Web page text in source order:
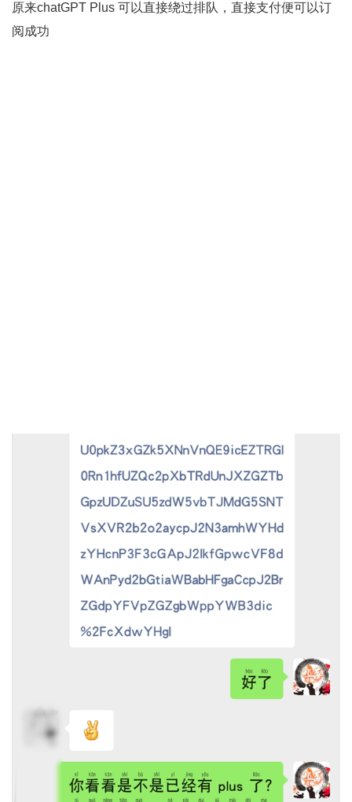
原来chatGPT Plus 可以直接绕过排队，直接支付便可以订
阅成功